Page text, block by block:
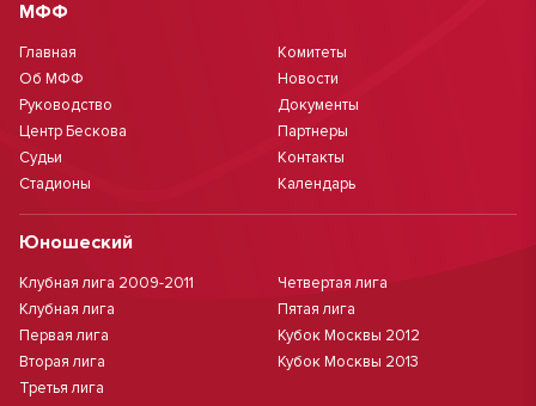
МФФ
Главная
Об МФФ
Руководство
Центр Бескова
Судьи
Стадионы
Комитеты
Новости
Документы
Партнеры
Контакты
Календарь
Юношеский
Клубная лига 2009-2011
Клубная лига
Первая лига
Вторая лига
Третья лига
Четвертая лига
Пятая лига
Кубок Москвы 2012
Кубок Москвы 2013